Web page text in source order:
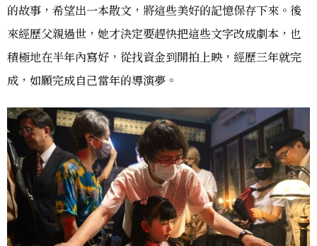
的故事，希望出一本散文，將這些美好的記憶保存下來。後
來經歷父親過世，她才決定要趕快把這些文字改成劇本，也
積極地在半年內寫好，從找資金到開拍上映，經歷三年就完
成，如願完成自己當年的導演夢。